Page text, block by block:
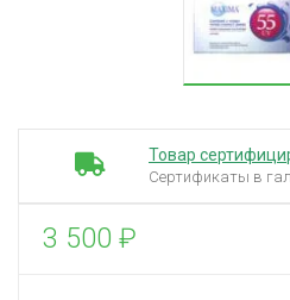
Товар
Сертификаты в
3 500 ₽